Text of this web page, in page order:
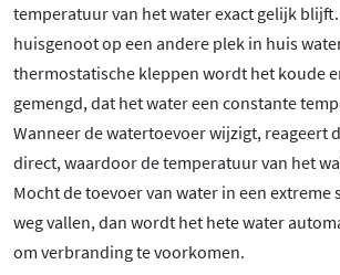
temperatuur van het water exact gelijk
huisgenoot op een andere plek in huis
thermostatische kleppen wordt het koude
gemengd, dat het water een constante
Wanneer de watertoevoer wijzigt, reageert
direct, waardoor de temperatuur van het
Mocht de toevoer van water in een
weg vallen, dan wordt het hete water
om verbranding te voorkomen.